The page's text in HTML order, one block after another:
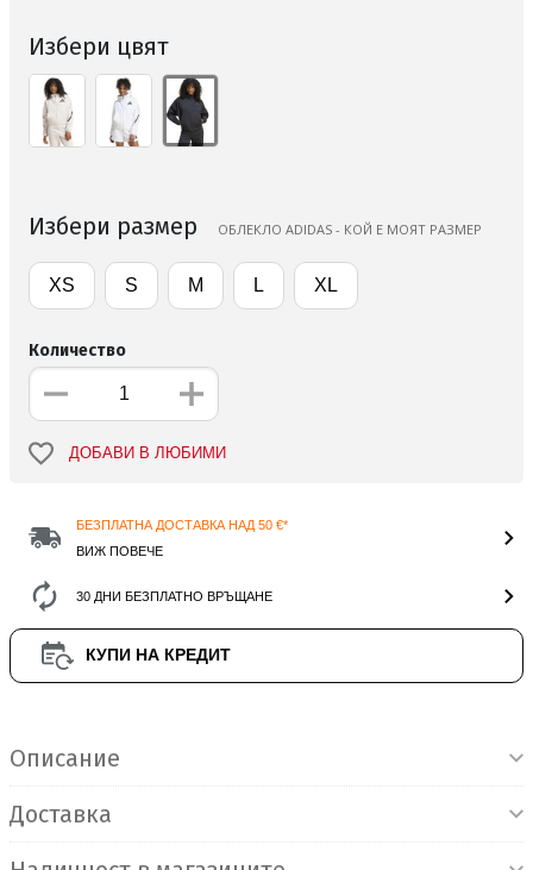
Избери цвят
Избери размер ОБЛЕКЛО ADIDAS - КОЙ Е МОЯТ РАЗМЕР
XS S M L XL
Количество
ДОБАВИ В ЛЮБИМИ
БЕЗПЛАТНА ДОСТАВКА НАД 50 €*
ВИЖ ПОВЕЧЕ
30 ДНИ БЕЗПЛАТНО ВРЪЩАНЕ
КУПИ НА КРЕДИТ
Описание
Доставка